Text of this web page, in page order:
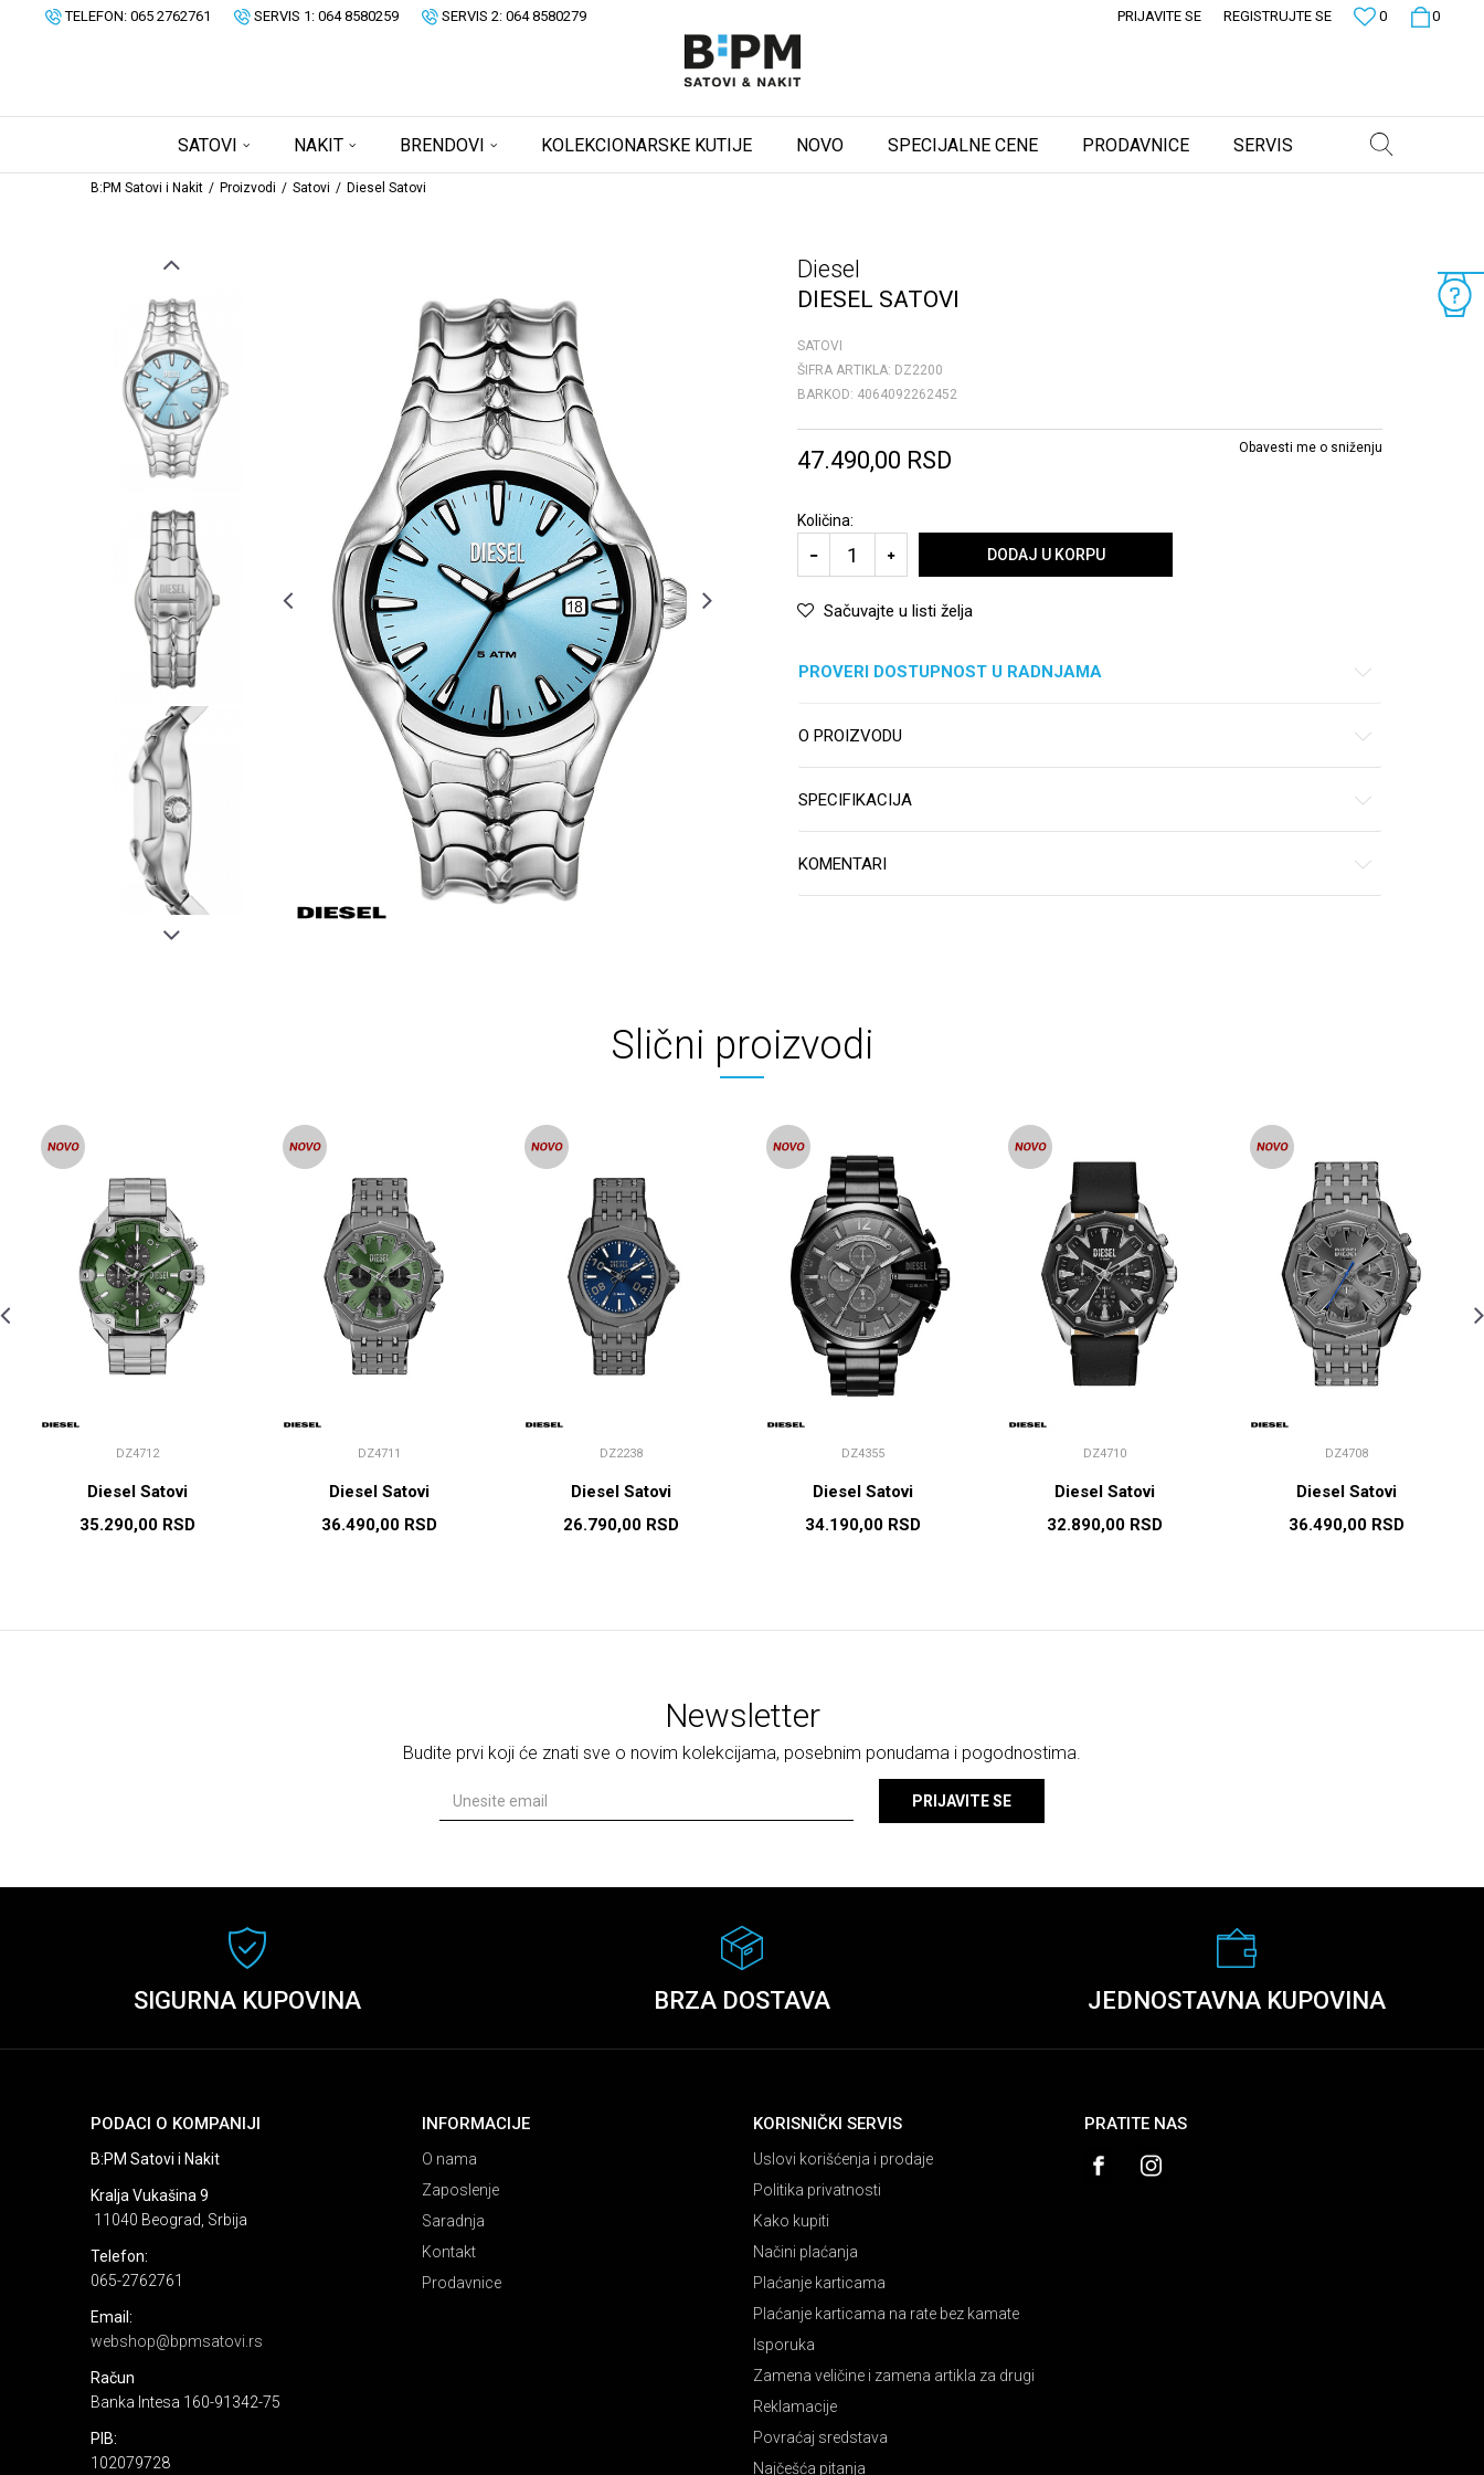
TELEFON: 065 2762761 SERVIS 1: 064 8580259 SERVIS 2: 064 8580279 0
0
PRIJAVITE SE REGISTRUJTE SE
SATOVI NAKIT BRENDOVI KOLEKCIONARSKE KUTIJE NOVO SPECIJALNE CENE PRODAVNICE SERVIS
B:PM Satovi i Nakit Proizvodi Satovi Diesel Satovi
Diesel
DIESEL SATOVI
SATOVI
ŠIFRA ARTIKLA: DZ2200
BARKOD: 4064092262452
47.490,00 RSD Obavesti me o sniženju
Količina:
DODAJ U KORPU
Sačuvajte u listi želja
PROVERI DOSTUPNOST U RADNJAMA
O PROIZVODU
SPECIFIKACIJA
KOMENTARI
Slični proizvodi
DZ4712
Diesel Satovi
35.290,00 RSD
DZ4711
Diesel Satovi
36.490,00 RSD
DZ2238
Diesel Satovi
26.790,00 RSD
DZ4355
Diesel Satovi
34.190,00 RSD
DZ4710
Diesel Satovi
32.890,00 RSD
DZ4708
Diesel Satovi
36.490,00 RSD
Newsletter
Budite prvi koji će znati sve o novim kolekcijama, posebnim ponudama i pogodnostima.
PRIJAVITE SE
SIGURNA KUPOVINA BRZA DOSTAVA JEDNOSTAVNA KUPOVINA
PODACI O KOMPANIJI
B:PM Satovi i Nakit
Kralja Vukašina 9
11040 Beograd, Srbija
Telefon:
065-2762761
Email:
webshop@bpmsatovi.rs
Račun
Banka Intesa 160-91342-75
PIB:
102079728
INFORMACIJE
O nama
Zaposlenje
Saradnja
Kontakt
Prodavnice
KORISNIČKI SERVIS
Uslovi korišćenja i prodaje
Politika privatnosti
Kako kupiti
Načini plaćanja
Plaćanje karticama
Plaćanje karticama na rate bez kamate
Isporuka
Zamena veličine i zamena artikla za drugi
Reklamacije
Povraćaj sredstava
Najčešća pitanja
PRATITE NAS